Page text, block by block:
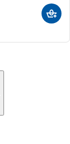
Įdėti